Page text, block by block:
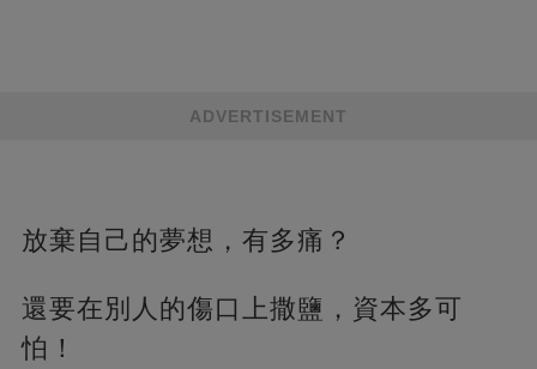
ADVERTISEMENT
放棄自己的夢想，有多痛？
還要在別人的傷口上撒鹽，資本多可
怕！